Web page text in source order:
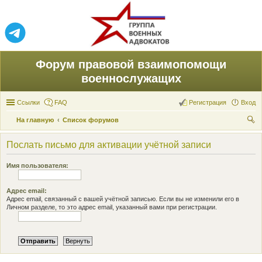
Форум правовой взаимопомощи
военнослужащих
Ссылки FAQ Вход
Регистрация
На главную
Список форумов
ои
Послать письмо для активации учётной записи
Имя пользователя:
Адрес email:
Адрес email, связанный с вашей учётной записью. Если вы не изменили его в
Личном разделе, то это адрес email, указанный вами при регистрации.